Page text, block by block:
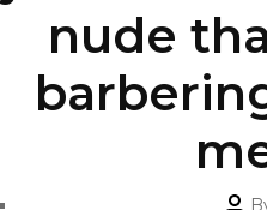
nude
Post